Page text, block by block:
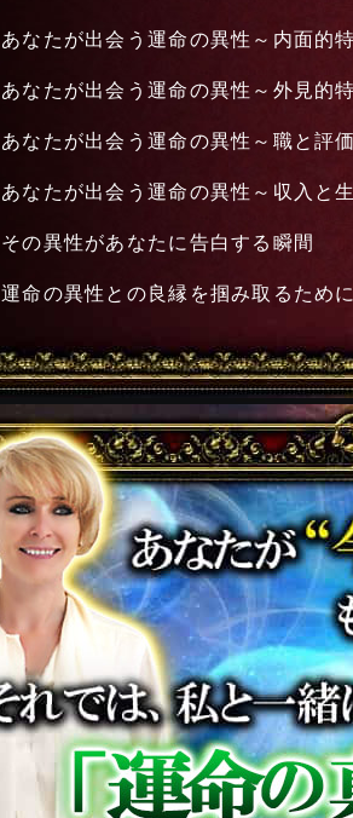
あなたが出会う運命の異性～内面的
あなたが出会う運命の異性～外見的
あなたが出会う運命の異性～職と評
あなたが出会う運命の異性～収入と
その異性があなたに告白する瞬間
運命の異性との良縁を掴み取るため